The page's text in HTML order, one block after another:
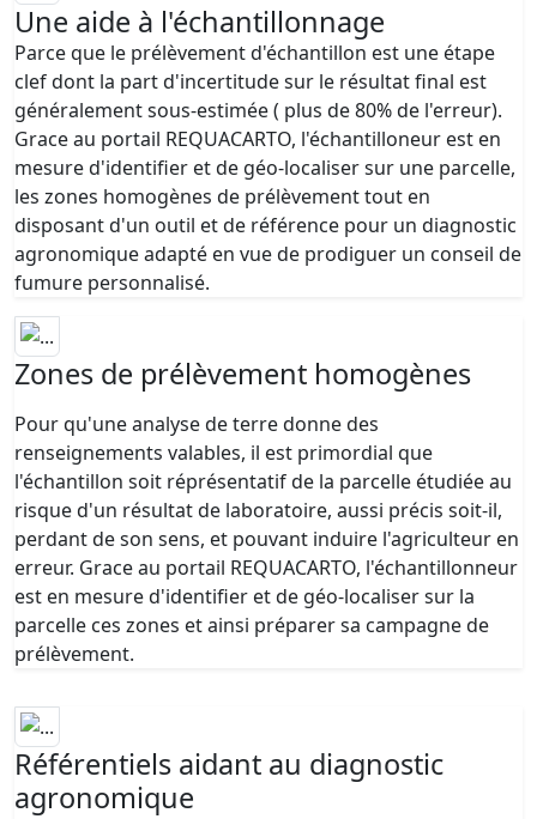
Une aide à l'échantillonnage
Parce que le prélèvement d'échantillon est une étape
clef dont la part d'incertitude sur le résultat final est
généralement sous-estimée ( plus de 80% de l'erreur).
Grace au portail REQUACARTO, l'échantilloneur est en
mesure d'identifier et de géo-localiser sur une parcelle,
les zones homogènes de prélèvement tout en
disposant d'un outil et de référence pour un diagnostic
agronomique adapté en vue de prodiguer un conseil de
fumure personnalisé.
Zones de prélèvement homogènes
Pour qu'une analyse de terre donne des
renseignements valables, il est primordial que
l'échantillon soit réprésentatif de la parcelle étudiée au
risque d'un résultat de laboratoire, aussi précis soit-il,
perdant de son sens, et pouvant induire l'agriculteur en
erreur. Grace au portail REQUACARTO, l'échantillonneur
est en mesure d'identifier et de géo-localiser sur la
parcelle ces zones et ainsi préparer sa campagne de
prélèvement.
Référentiels aidant au diagnostic
agronomique